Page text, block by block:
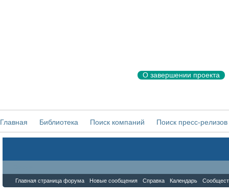
О завершении проекта
Главная Библиотека Поиск компаний Поиск пресс-релизов
Главная страница форума Новые сообщения Справка Календарь